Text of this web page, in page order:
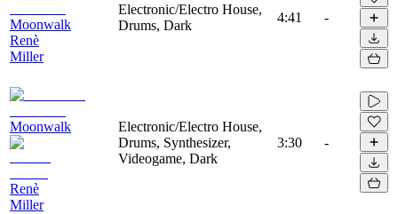
Moonwalk
Renè
Miller
Electronic/Electro House,
Drums, Dark
4:41 -
Moonwalk
Renè
Miller
Electronic/Electro House,
Drums, Synthesizer,
Videogame, Dark
3:30 -